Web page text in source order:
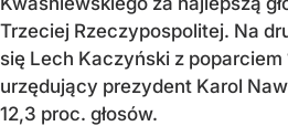
Trzeciej Rzeczypospolitej. Na
się Lech Kaczyński z poparciem
urzędujący prezydent Karol
12,3 proc. głosów.